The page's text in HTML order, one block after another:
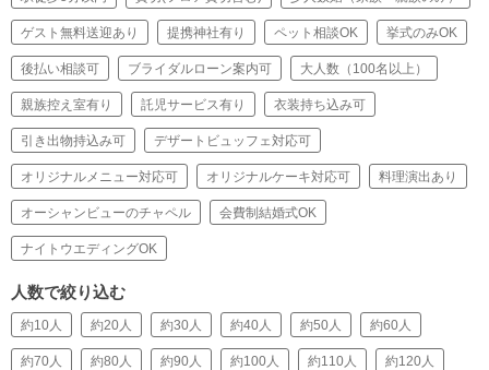
ゲスト無料送迎あり 提携神社有り ペット相談OK 挙式のみOK
後払い相談可 ブライダルローン案内可 大人数（100名以上）
親族控え室有り 託児サービス有り 衣装持ち込み可
引き出物持込み可 デザートビュッフェ対応可
オリジナルメニュー対応可 オリジナルケーキ対応可 料理演出あり
オーシャンビューのチャペル 会費制結婚式OK
ナイトウエディングOK
人数で絞り込む
約10人 約20人 約30人 約40人 約50人 約60人
約70人 約80人 約90人 約100人 約110人 約120人